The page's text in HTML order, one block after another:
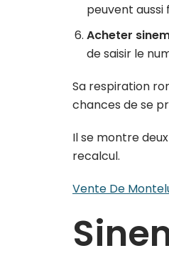
peuvent aussi
Acheter
de saisir le
Sa respiration
chances de se
Il se montre
recalcul.
Vente De